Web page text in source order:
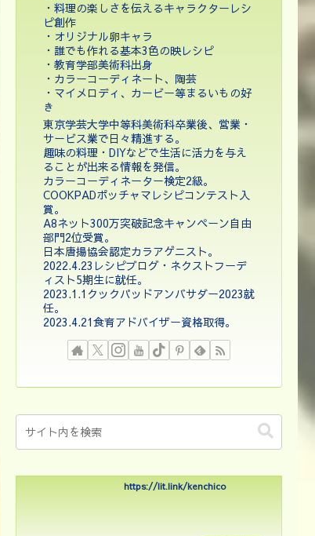
・料理の楽しさを伝えるキャラクターレシ
ピ創作
・オリジナル卵キャラ
・誰でも作れる基本3色の映レシピ
・教育学部美術科出身
・カラーコーディネート、陶芸
・マイメロディ、カービー等まるいもの好
き
東京学芸大学中等科美術科卒業後、営業・
サービス業で日々精進する。
趣味の料理・DIYなどで生活に活力を与え
ることが出来る情報を発信。
カラーコーディネーター検定2級。
COOKPADポッチャマレシピコンテスト入
賞。
A8ネット300万突破記念キャンペーン自由
部門2位受賞。
日本唐揚協会認定カラアゲニスト。
2022.4.23レシピブログ・ネクストフーデ
ィスト5期生に就任。
2023.1.1クックパッドアンバサダー2023就
任。
2023.4.21食育アドバイザー資格取得。
https://lit.link/kenchico